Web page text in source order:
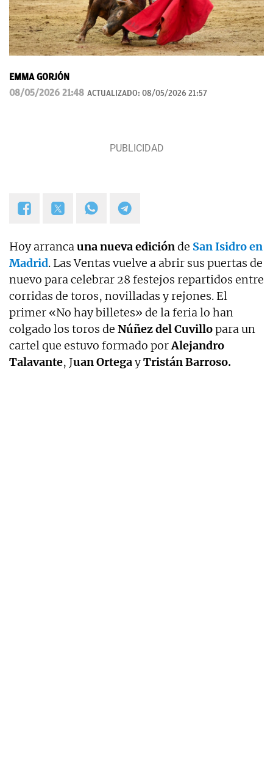
EMMA GORJÓN
08/05/2026 21:48 ACTUALIZADO: 08/05/2026 21:57
Hoy arrancauna nueva ediciónde San Isidro en
Madrid. Las Ventas vuelve a abrir sus puertas de
nuevo para celebrar 28 festejos repartidos entre
corridas de toros, novilladas y rejones. El
primer «No hay billetes» de la feria lo han
colgado los toros de Núñez del Cuvillopara un
cartel que estuvo formado porAlejandro
Talavante, Juan OrtegayTristán Barroso.